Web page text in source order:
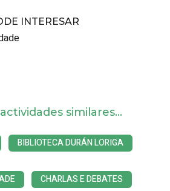
INTERESAR
similares...
BIBLIOTECA DURÁN LORIGA
CHARLAS E DEBATES